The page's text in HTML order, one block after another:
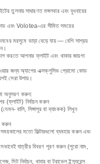
তুলনায় সাধারণত মঙ্গলবার এবং বুধবারের
এবং Volotea-এর সীমিত সময়ের
মরসুমে ভাড়া বেড়ে যায় — বেশি সাশ্রয়
করতে আপনার ফ্লাইট এবং থাকার জায়গা
জন্য অ্যাপের এক্সক্লুসিভ প্রোমো কোড
সেরা উপায়।
অনুসরণ করুন:
নির্বাচন করুন
বালি, সিঙ্গাপুর বা ব্যাংকক) লিখুন
করুন
মতো ফিল্টারগুলো ব্যবহার করুন এবং
যাত্রীর বিবরণ পূরণ করুন (পুরো নাম,
নির্বাচন, খাবার বা ট্রাভেল ইন্স্যুরেন্স